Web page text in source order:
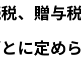
、贈与
に定め